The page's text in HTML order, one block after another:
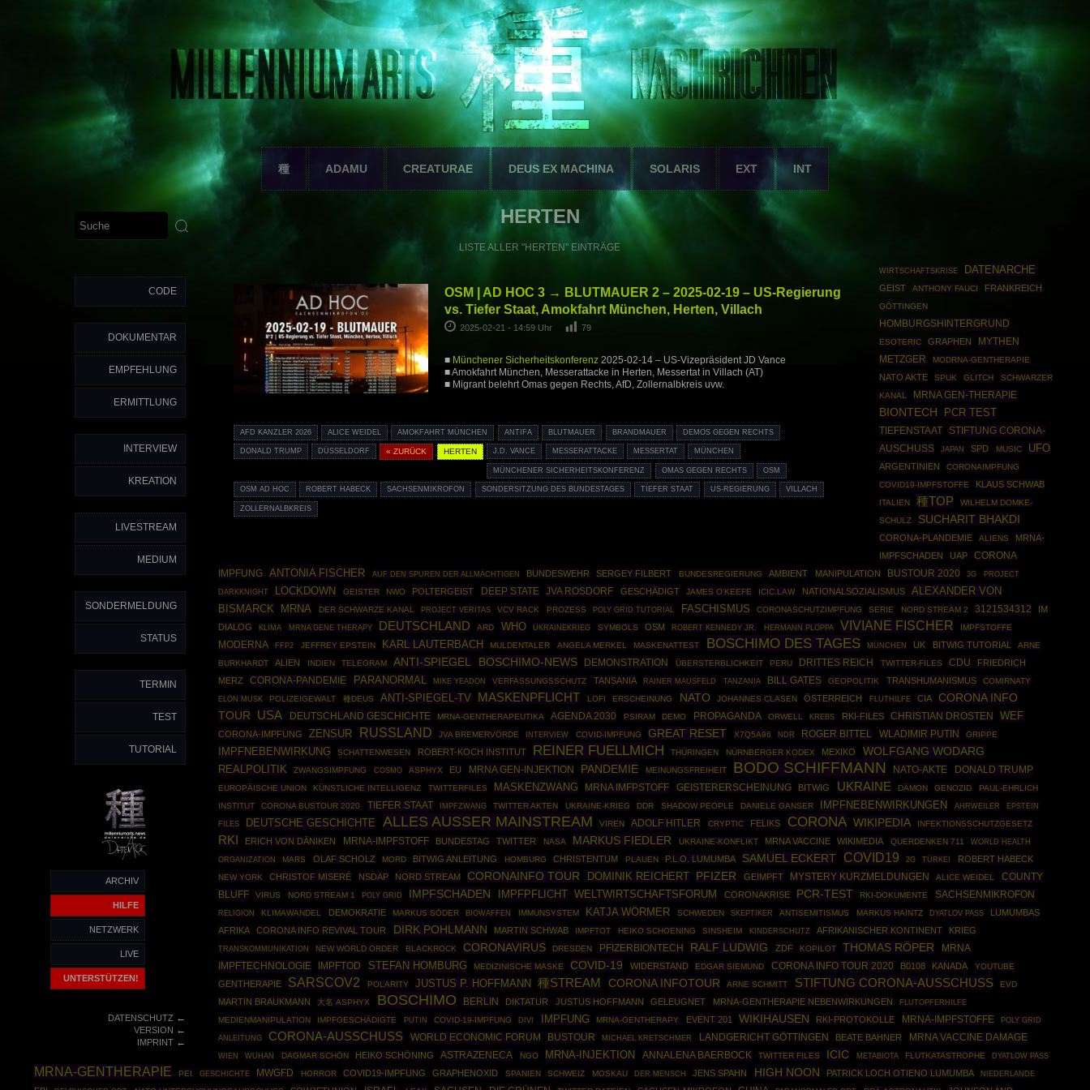
種 ADAMU CREATURAE DEUS EX MACHINA SOLARIS EXT INT
CODE
DOKUMENTAR
EMPFEHLUNG
ERMITTLUNG
INTERVIEW
KREATION
LIVESTREAM
MEDIUM
SONDERMELDUNG
STATUS
TERMIN
TEST
TUTORIAL
ARCHIV
HILFE
NETZWERK
LIVE
UNTERSTÜTZEN!
DATENSCHUTZ←
VERSION ←
IMPRINT←
HERTEN
LISTE ALLER "HERTEN" EINTRÄGE
OSM | AD HOC 3 → BLUTMAUER 2 – 2025-02-19 – US-Regierung
vs. Tiefer Staat, Amokfahrt München, Herten, Villach
2025-02-21 - 14:59 Uhr 79
■ Münchener Sicherheitskonferenz2025-02-14 – US-Vizepräsident JD Vance
■ Amokfahrt München, Messerattacke in Herten, Messertat in Villach (AT)
■ Migrant belehrt Omas gegen Rechts, AfD, Zollernalbkreis uvw.
AFD KANZLER 2026 ALICE WEIDEL AMOKFAHRT MÜNCHEN ANTIFA BLUTMAUER BRANDMAUER DEMOS GEGEN RECHTS
DONALD TRUMP DÜSSELDORF « ZURÜCK HERTEN J.D. VANCE MESSERATTACKE MESSERTAT MÜNCHEN
MÜNCHENER SICHERHEITSKONFERENZ OMAS GEGEN RECHTS OSM
OSM AD HOC ROBERT HABECK SACHSENMIKROFON SONDERSITZUNG DES BUNDESTAGES TIEFER STAAT US-REGIERUNG VILLACH
ZOLLERNALBKREIS
WIRTSCHAFTSKRISE DATENARCHE
GEIST ANTHONY FAUCI FRANKREICH
GÖTTINGEN
HOMBURGSHINTERGRUND
ESOTERIC GRAPHEN
MYTHEN
METZGER
MODRNA-GENTHERAPIE
NATO AKTE SPUK GLITCH
SCHWARZER
KANAL
MRNA GEN-THERAPIE
BIONTECH PCR TEST
TIEFENSTAAT
STIFTUNG CORONA-
AUSCHUSS
JAPAN SPD MUSIC UFO
ARGENTINIEN
CORONAIMPFUNG
COVID19-IMPFSTOFFE
KLAUS SCHWAB
ITALIEN 種TOP
WILHELM DOMKE-
SCHULZ
SUCHARIT BHAKDI
CORONA-PLANDEMIE ALIENS
MRNA-
IMPFSCHADEN
UAP
CORONA
IMPFUNG
ANTONIA FISCHER AUF DEN SPUREN DER ALLMÄCHTIGEN BUNDESWEHR SERGEY FILBERT BUNDESREGIERUNG AMBIENT MANIPULATION BUSTOUR 2020 3G
PROJECT
DARKKNIGHT
LOCKDOWN GEISTER NWO POLTERGEIST DEEP STATE JVA ROSDORF GESCHÄDIGT JAMES O'KEEFE ICIC.LAW NATIONALSOZIALISMUS
ALEXANDER VON
BISMARCK
MRNA DER SCHWARZE KANAL PROJECT VERITAS VCV RACK PROZESS POLY GRID TUTORIAL FASCHISMUS CORONASCHUTZIMPFUNG SERIE NORD STREAM 2 3121534312
IM
DIALOG
KLIMA MRNA GENE THERAPY DEUTSCHLAND ARD WHO UKRAINEKRIEG SYMBOLS OSM ROBERT KENNEDY JR. HERMANN PLOPPA VIVIANE FISCHER IMPFSTOFFE
MODERNA FFP2 JEFFREY EPSTEIN KARL LAUTERBACH MULDENTALER ANGELA MERKEL MASKENATTEST BOSCHIMO DES TAGES MÜNCHEN UK BITWIG TUTORIAL
ARNE
BURKHARDT
ALIEN INDIEN TELEGRAM ANTI-SPIEGEL BOSCHIMO-NEWS DEMONSTRATION ÜBERSTERBLICHKEIT PERU DRITTES REICH TWITTER-FILES CDU
FRIEDRICH
MERZ
CORONA-PANDEMIE PARANORMAL MIKE YEADON VERFASSUNGSSCHUTZ TANSANIA RAINER MAUSFELD TANZANIA BILL GATES GEOPOLITIK TRANSHUMANISMUS COMIRNATY
ELON MUSK POLIZEIGEWALT 種DEUS ANTI-SPIEGEL-TV MASKENPFLICHT LOFI ERSCHEINUNG NATO JOHANNES CLASEN ÖSTERREICH FLUTHILFE CIA
CORONA INFO
TOUR
USA DEUTSCHLAND GESCHICHTE MRNA-GENTHERAPEUTIKA AGENDA 2030 PSIRAM DEMO PROPAGANDA ORWELL KREBS RKI-FILES CHRISTIAN DROSTEN WEF
CORONA-IMPFUNG ZENSUR RUSSLAND JVA BREMERVÖRDE INTERVIEW COVID-IMPFUNG GREAT RESET X7Q5A96 NDR ROGER BITTEL WLADIMIR PUTIN GRIPPE
IMPFNEBENWIRKUNG SCHATTENWESEN ROBERT-KOCH INSTITUT REINER FUELLMICH THÜRINGEN NÜRNBERGER KODEX MEXIKO WOLFGANG WODARG
REALPOLITIK ZWANGSIMPFUNG COSMO ASPHYX EU MRNA GEN-INJEKTION PANDEMIE MEINUNGSFREIHEIT BODO SCHIFFMANN NATO-AKTE DONALD TRUMP
EUROPÄISCHE UNION KÜNSTLICHE INTELLIGENZ TWITTERFILES MASKENZWANG MRNA IMFPSTOFF GEISTERERSCHEINUNG BITWIG UKRAINE DÄMON GENOZID
PAUL-EHRLICH
INSTITUT
CORONA BUSTOUR 2020 TIEFER STAAT IMPFZWANG TWITTER AKTEN UKRAINE-KRIEG DDR SHADOW PEOPLE DANIELE GANSER IMPFNEBENWIRKUNGEN AHRWEILER
EPSTEIN
FILES
DEUTSCHE GESCHICHTE ALLES AUSSER MAINSTREAM VIREN ADOLF HITLER CRYPTIC FELIKS CORONA WIKIPEDIA INFEKTIONSSCHUTZGESETZ
RKI ERICH VON DÄNIKEN MRNA-IMPFSTOFF BUNDESTAG TWITTER NASA MARKUS FIEDLER UKRAINE-KONFLIKT MRNA VACCINE WIKIMEDIA QUERDENKEN 711
WORLD HEALTH
ORGANIZATION
MARS OLAF SCHOLZ MORD BITWIG ANLEITUNG HOMBURG CHRISTENTUM PLAUEN P.L.O. LUMUMBA SAMUEL ECKERT COVID19 2G TÜRKEI ROBERT HABECK
NEW YORK CHRISTOF MISERÉ NSDAP NORD STREAM CORONAINFO TOUR DOMINIK REICHERT PFIZER GEIMPFT MYSTERY KURZMELDUNGEN ALICE WEIDEL
COUNTY
BLUFF
VIRUS NORD STREAM 1 POLY GRID IMPFSCHADEN IMPFPFLICHT WELTWIRTSCHAFTSFORUM CORONAKRISE PCR-TEST RKI-DOKUMENTE SACHSENMIKROFON
RELIGION KLIMAWANDEL DEMOKRATIE MARKUS SÖDER BIOWAFFEN IMMUNSYSTEM KATJA WÖRMER SCHWEDEN SKEPTIKER ANTISEMITISMUS MARKUS HAINTZ DYATLOV PASS
LUMUMBAS
AFRIKA
CORONA INFO REVIVAL TOUR DIRK POHLMANN MARTIN SCHWAB IMPFTOT HEIKO SCHOENING SINSHEIM KINDERSCHUTZ AFRIKANISCHER KONTINENT KRIEG
TRANSKOMMUNIKATION NEW WORLD ORDER BLACKROCK CORONAVIRUS DRESDEN PFIZERBIONTECH RALF LUDWIG ZDF KOPILOT THOMAS RÖPER
MRNA
IMPFTECHNOLOGIE
IMPFTOD STEFAN HOMBURG MEDIZINISCHE MASKE COVID-19 WIDERSTAND EDGAR SIEMUND CORONA INFO TOUR 2020 B0108 KANADA YOUTUBE
GENTHERAPIE SARSCOV2 POLARITY JUSTUS P. HOFFMANN 種STREAM CORONA INFOTOUR ARNE SCHMITT STIFTUNG CORONA-AUSSCHUSS EVD
MARTIN BRAUKMANN 大名 ASPHYX BOSCHIMO BERLIN DIKTATUR JUSTUS HOFFMANN GELEUGNET MRNA-GENTHERAPIE NEBENWIRKUNGEN FLUTOPFERHILFE
MEDIENMANIPULATION IMPFGESCHÄDIGTE PUTIN COVID-19-IMPFUNG DIVI IMPFUNG MRNA-GENTHERAPY EVENT 201 WIKIHAUSEN RKI-PROTOKOLLE MRNA-IMPFSTOFFE
POLY GRID
ANLEITUNG
CORONA-AUSSCHUSS WORLD ECONOMIC FORUM BUSTOUR MICHAEL KRETSCHMER LANDGERICHT GÖTTINGEN BEATE BAHNER MRNA VACCINE DAMAGE
WIEN WUHAN DAGMAR SCHÖN HEIKO SCHÖNING ASTRAZENECA NGO MRNA-INJEKTION ANNALENA BAERBOCK TWITTER FILES ICIC METABIOTA FLUTKATASTROPHE DYATLOW PASS
MRNA-GENTHERAPIE PEI GESCHICHTE MWGFD HORROR COVID19-IMPFUNG GRAPHENOXID SPANIEN SCHWEIZ MOSKAU DER MENSCH JENS SPAHN HIGH NOON PATRICK LOCH OTIENO LUMUMBA NIEDERLANDE